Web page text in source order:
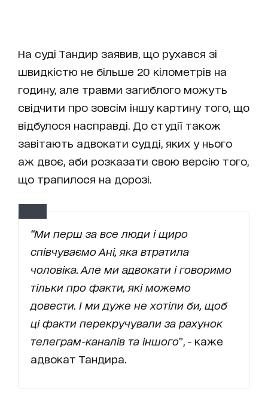
На суді Тандир заявив, що рухався зі
швидкістю не більше 20 кілометрів на
годину, але травми загиблого можуть
свідчити про зовсім іншу картину того, що
відбулося насправді. До студії також
завітають адвокати судді, яких у нього
аж двоє, аби розказати свою версію того,
що трапилося на дорозі.
“Ми перш за все люди і щиро
співчуваємо Ані, яка втратила
чоловіка. Але ми адвокати і говоримо
тільки про факти, які можемо
довести. І ми дуже не хотіли би, щоб
ці факти перекручували за рахунок
телеграм-каналів та іншого”, - каже
адвокат Тандира.